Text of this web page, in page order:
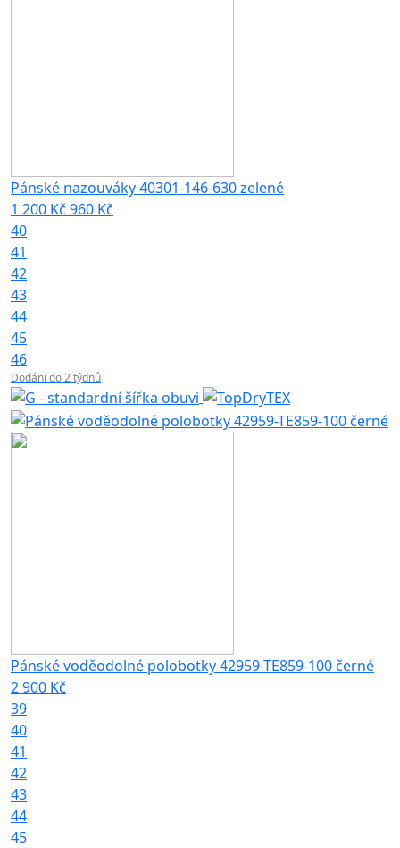
Pánské nazouváky 40301-146-630 zelené
1 200 Kč 960 Kč
40
41
42
43
44
45
46
Dodání do 2 týdnů
Pánské voděodolné polobotky 42959-TE859-100 černé
2 900 Kč
39
40
41
42
43
44
45